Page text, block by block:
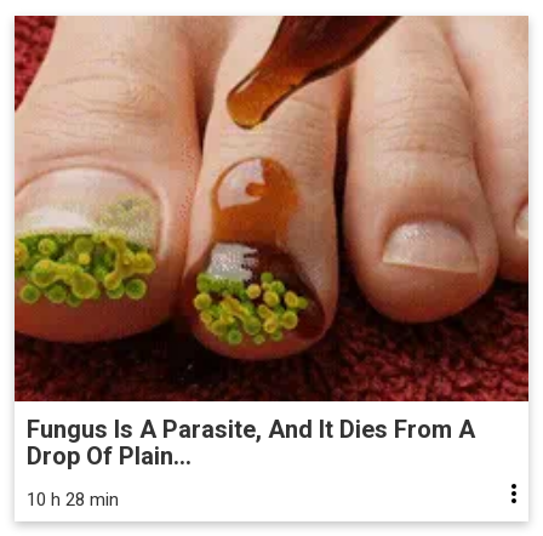
Fungus Is A Parasite, And It Dies From A
Drop Of Plain...
10 h 28 min